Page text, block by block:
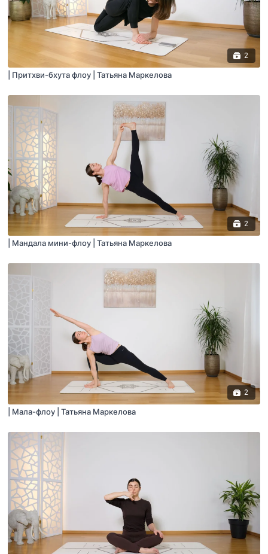
2
| Притхви-бхута флоу | Татьяна Маркелова
2
| Мандала мини-флоу | Татьяна Маркелова
2
| Мала-флоу | Татьяна Маркелова